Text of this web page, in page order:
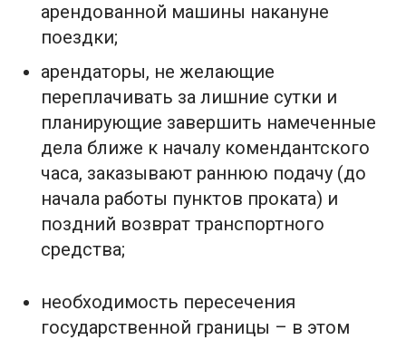
арендованной машины накануне
поездки;
арендаторы, не желающие
переплачивать за лишние сутки и
планирующие завершить намеченные
дела ближе к началу комендантского
часа, заказывают раннюю подачу (до
начала работы пунктов проката) и
поздний возврат транспортного
средства;
необходимость пересечения
государственной границы – в этом